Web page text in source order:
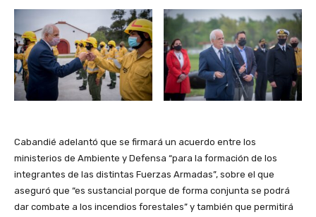
Cabandié adelantó que se firmará un acuerdo entre los
ministerios de Ambiente y Defensa “para la formación de los
integrantes de las distintas Fuerzas Armadas”, sobre el que
aseguró que “es sustancial porque de forma conjunta se podrá
dar combate a los incendios forestales” y también que permitirá